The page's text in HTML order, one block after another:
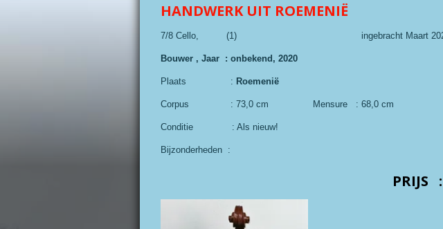
HANDWERK UIT ROEMENIË
7/8 Cello, (1) ingebracht Maart
Bouwer , Jaar : onbekend, 2020
Plaats : Roemenië
Corpus : 73,0 cm Mensure : 68,0 cm
Conditie : Als nieuw!
Bijzonderheden :
PRIJS :